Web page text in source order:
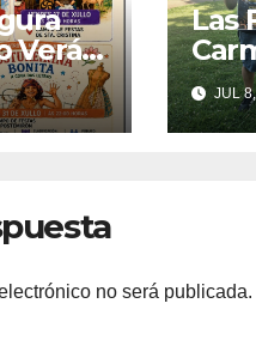
Verán
con
cine
Las
yaJUL
no será publicada.